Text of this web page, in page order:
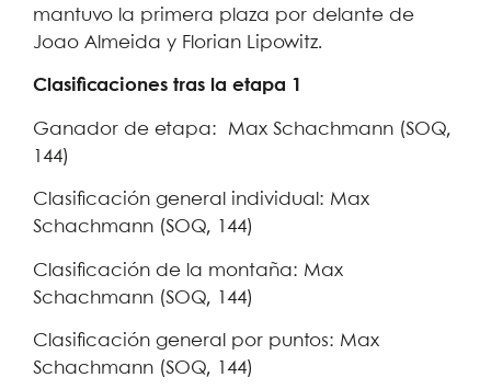
mantuvo la primera plaza por delante de
Joao Almeida y Florian Lipowitz.
Clasificaciones tras la etapa 1
Ganador de etapa: Max Schachmann (SOQ,
144)
Clasificación general individual: Max
Schachmann (SOQ, 144)
Clasificación de la montaña: Max
Schachmann (SOQ, 144)
Clasificación general por puntos: Max
Schachmann (SOQ, 144)